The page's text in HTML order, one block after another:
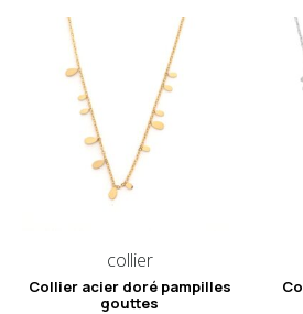
collier
Collier acier doré pampilles
gouttes